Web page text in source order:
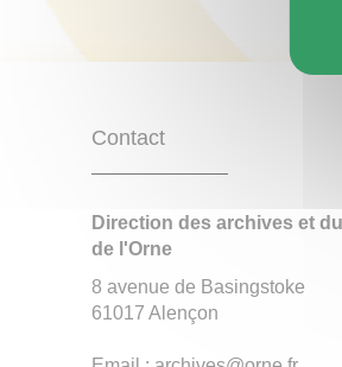
Contact
Direction des archives et
de l'Orne
8 avenue de Basingstoke
61017 Alençon